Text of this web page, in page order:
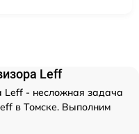
Leff
Leff - несложная задача
в Томске. Выполним